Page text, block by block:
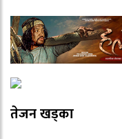
तेजन खड्का